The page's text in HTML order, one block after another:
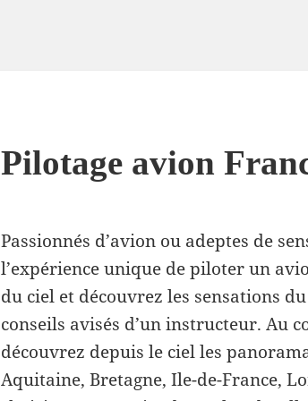
Pilotage avion
Passionnés d’avion ou adeptes de
l’expérience unique de piloter un
du ciel et découvrez les sensations
conseils avisés d’un instructeur. Au
découvrez depuis le ciel les
Aquitaine, Bretagne, Ile-de-France,